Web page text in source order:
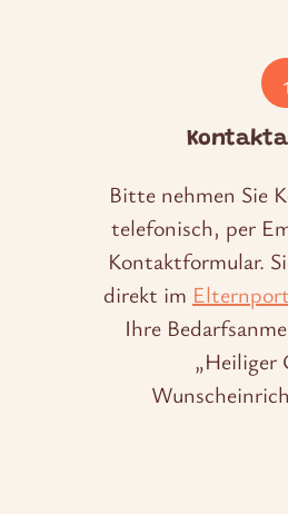
1
Bitte nehmen Sie
telefonisch, per
Kontaktformular.
direkt im
Ihre
„Heiliger